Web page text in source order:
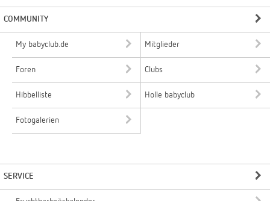
COMMUNITY
My babyclub.de Mitglieder
Foren Clubs
Hibbelliste Holle babyclub
Fotogalerien
SERVICE